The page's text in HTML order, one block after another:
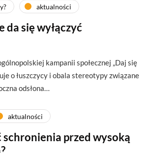
aktualności
da się wyłączyć
kampanii społecznej „Daj się
o łuszczycy i obala stereotypy związane
odsłona…
aktualności
schronienia przed wysoką